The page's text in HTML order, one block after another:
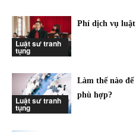
Luật sư tranh
tụng
Phí dịch vụ luật
Luật sư tranh
tụng
Làm thế nào
phù hợp?